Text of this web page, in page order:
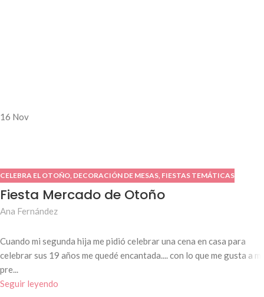
16 Nov
CELEBRA EL OTOÑO, DECORACIÓN DE MESAS, FIESTAS TEMÁTICAS
Fiesta Mercado de Otoño
Ana Fernández
Cuando mi segunda hija me pidió celebrar una cena en casa para
celebrar sus 19 años me quedé encantada.... con lo que me gusta a mí
pre...
Seguir leyendo